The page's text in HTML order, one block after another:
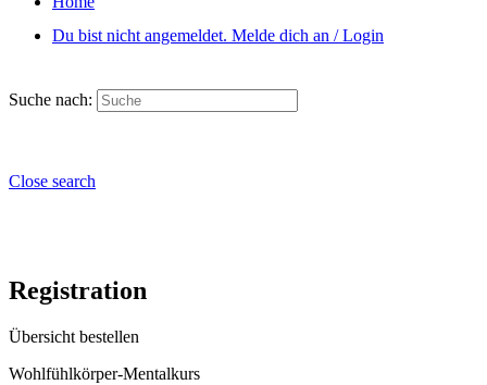
Du bist nicht angemeldet. Melde dich an / Login
Suche nach:
Close search
Registration
Übersicht bestellen
Wohlfühlkörper-Mentalkurs